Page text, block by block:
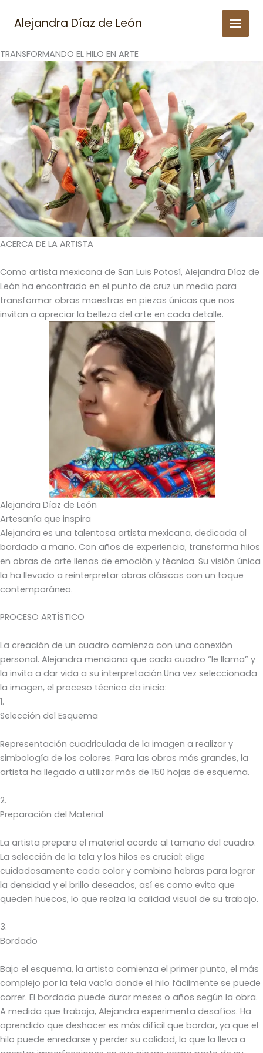
Alejandra Díaz de León
TRANSFORMANDO EL HILO EN ARTE
ACERCA DE LA ARTISTA
Como artista mexicana de San Luis Potosí, Alejandra Díaz de
León ha encontrado en el punto de cruz un medio para
transformar obras maestras en piezas únicas que nos
invitan a apreciar la belleza del arte en cada detalle.
Alejandra Díaz de León
Artesanía que inspira
Alejandra es una talentosa artista mexicana, dedicada al
bordado a mano. Con años de experiencia, transforma hilos
en obras de arte llenas de emoción y técnica. Su visión única
la ha llevado a reinterpretar obras clásicas con un toque
contemporáneo.
PROCESO ARTÍSTICO
La creación de un cuadro comienza con una conexión
personal. Alejandra menciona que cada cuadro “le llama” y
la invita a dar vida a su interpretación.Una vez seleccionada
la imagen, el proceso técnico da inicio:
1.
Selección del Esquema
Representación cuadriculada de la imagen a realizar y
simbología de los colores. Para las obras más grandes, la
artista ha llegado a utilizar más de 150 hojas de esquema.
2.
Preparación del Material
La artista prepara el material acorde al tamaño del cuadro.
La selección de la tela y los hilos es crucial; elige
cuidadosamente cada color y combina hebras para lograr
la densidad y el brillo deseados, así es como evita que
queden huecos, lo que realza la calidad visual de su trabajo.
3.
Bordado
Bajo el esquema, la artista comienza el primer punto, el más
complejo por la tela vacía donde el hilo fácilmente se puede
correr. El bordado puede durar meses o años según la obra.
A medida que trabaja, Alejandra experimenta desafíos. Ha
aprendido que deshacer es más difícil que bordar, ya que el
hilo puede enredarse y perder su calidad, lo que la lleva a